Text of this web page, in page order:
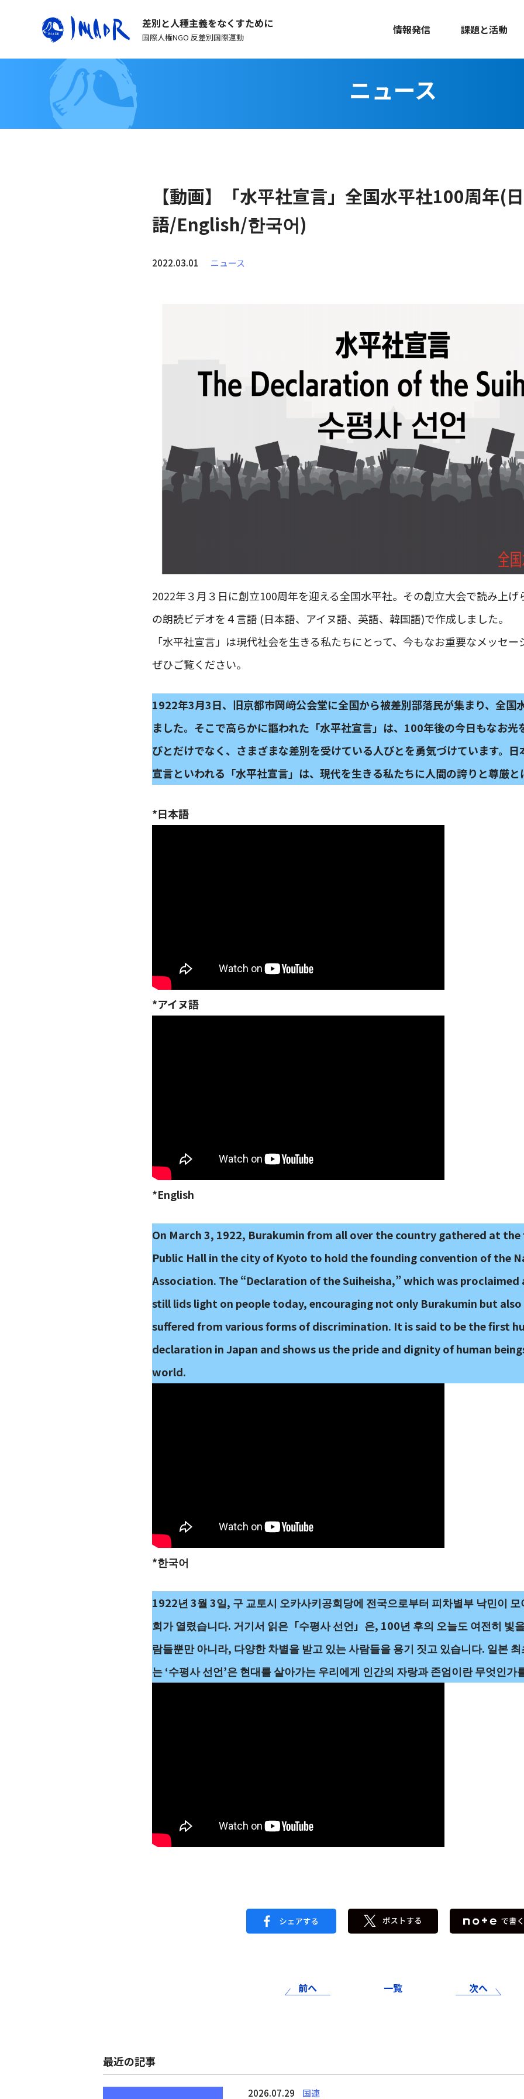
差別と人種主義をなくすために
国際人権NGO 反差別国際運動
情報発信 課題と活動
ニュース
【動画】「水平社宣言」全国水平社100周年(
語/English/한국어)
2022.03.01 ニュース
2022年３月３日に創立100周年を迎える全国水平社。その創立大会で読み上げ
の朗読ビデオを４言語 (日本語、アイヌ語、英語、韓国語)で作成しました。
「水平社宣言」は現代社会を生きる私たちにとって、今もなお重要なメッセー
ぜひご覧ください。
1922年3月3日、旧京都市岡﨑公会堂に全国から被差別部落民が集まり、全国
ました。そこで高らかに謳われた「水平社宣言」は、100年後の今日もなお光
びとだけでなく、さまざまな差別を受けている人びとを勇気づけています。
宣言といわれる「水平社宣言」は、現代を生きる私たちに人間の誇りと尊厳と
*日本語
*アイヌ語
*English
On March 3, 1922, Burakumin from all over the country gathered at
Public Hall in the city of Kyoto to hold the founding convention of the
Association. The “Declaration of the Suiheisha,” which was
still lids light on people today, encouraging not only Burakumin but
suffered from various forms of discrimination. It is said to be the first
declaration in Japan and shows us the pride and dignity of human
world.
*한국어
1922년 3월 3일, 구 교토시 오카사키공회당에 전국으로부터 피차별부 낙민이 모
회가 열렸습니다. 거기서 읽은「수평사 선언」은, 100년 후의 오늘도 여전히 빛
람들뿐만 아니라, 다양한 차별을 받고 있는 사람들을 용기 짓고 있습니다. 일본
는 ‘수평사 선언’은 현대를 살아가는 우리에게 인간의 자랑과 존엄이란 무엇인가
前へ 一覧 次へ
最近の記事
2026.07.29 国連